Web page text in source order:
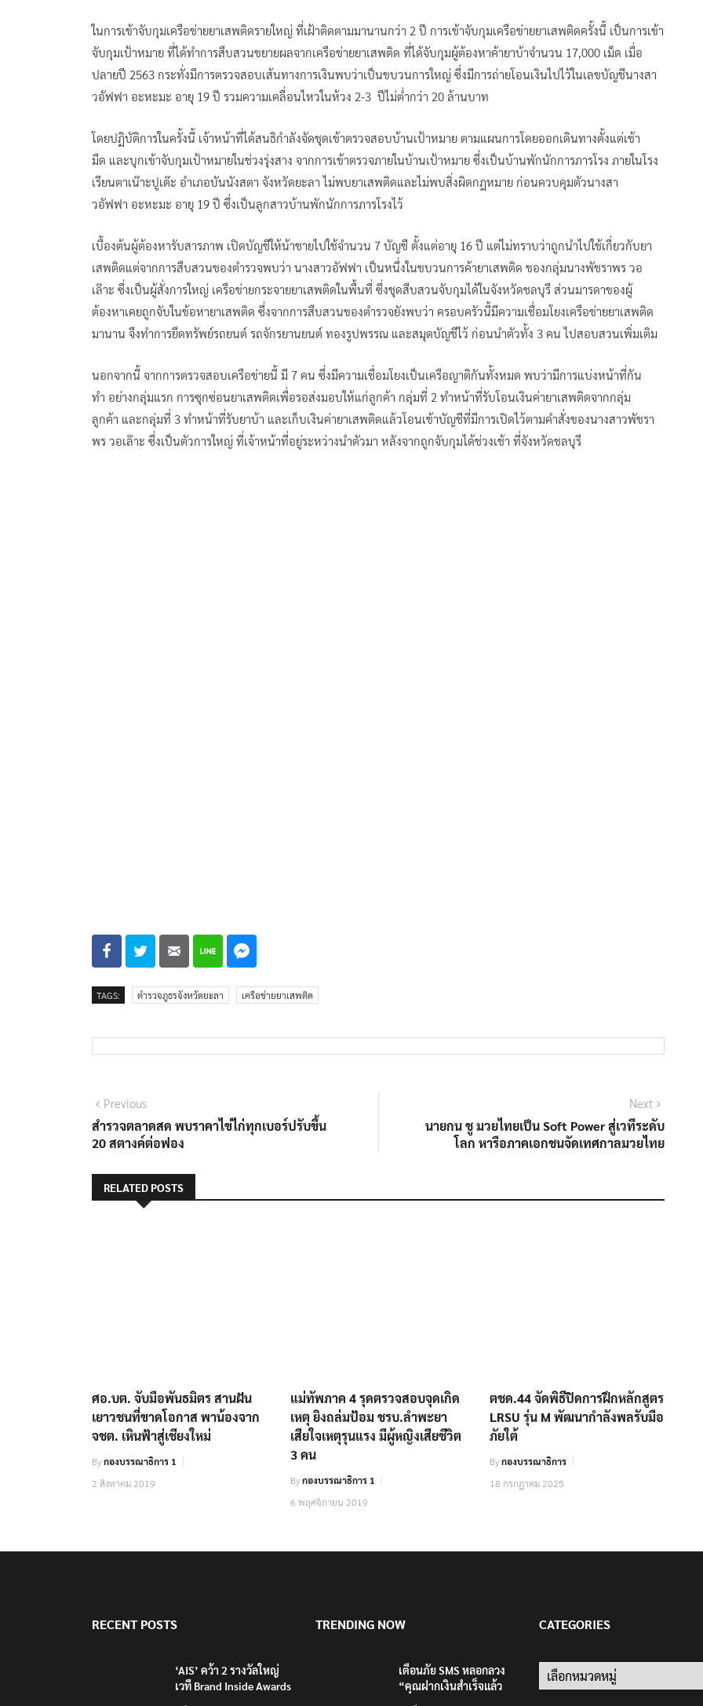
ในการเข้าจับกุมเครือข่ายยาเสพติดรายใหญ่ ที่เฝ้าติดตามมานานกว่า 2 ปี การเข้าจับกุมเครือข่ายยาเสพติดครั้งนี้ เป็นการเข้า
จับกุมเป้าหมาย ที่ได้ทำการสืบสวนขยายผลจากเครือข่ายยาเสพติด ที่ได้จับกุมผู้ต้องหาค้ายาบ้าจำนวน 17,000 เม็ด เมื่อ
ปลายปี 2563 กระทั่งมีการตรวจสอบเส้นทางการเงินพบว่าเป็นขบวนการใหญ่ ซึ่งมีการถ่ายโอนเงินไปไว้ในเลขบัญชีนางสา
วอัฟฟา อะหะมะ อายุ 19 ปี รวมความเคลื่อนไหวในห้วง 2-3 ปีไม่ต่ำกว่า 20 ล้านบาท
โดยปฏิบัติการในครั้งนี้ เจ้าหน้าที่ได้สนธิกำลังจัดชุดเข้าตรวจสอบบ้านเป้าหมาย ตามแผนการโดยออกเดินทางตั้งแต่เช้า
มืด และบุกเข้าจับกุมเป้าหมายในช่วงรุ่งสาง จากการเข้าตรวจภายในบ้านเป้าหมาย ซึ่งเป็นบ้านพักนักการภารโรง ภายในโรง
เรียนตาเน๊าะปูเต๊ะ อำเภอบันนังสตา จังหวัดยะลา ไม่พบยาเสพติดและไม่พบสิ่งผิดกฎหมาย ก่อนควบคุมตัวนางสา
วอัฟฟา อะหะมะ อายุ 19 ปี ซึ่งเป็นลูกสาวบ้านพักนักการภารโรงไว้
เบื้องต้นผู้ต้องหารับสารภาพ เปิดบัญชีให้น้าชายไปใช้จำนวน 7 บัญชี ตั้งแต่อายุ 16 ปี แต่ไม่ทราบว่าถูกนำไปใช้เกี่ยวกับยา
เสพติดแต่จากการสืบสวนของตำรวจพบว่า นางสาวอัฟฟา เป็นหนึ่งในขบวนการค้ายาเสพติด ของกลุ่มนางพัชราพร วอ
เล๊าะ ซึ่งเป็นผู้สั่งการใหญ่ เครือข่ายกระจายยาเสพติดในพื้นที่ ซึ่งชุดสืบสวนจับกุมได้ในจังหวัดชลบุรี ส่วนมารดาของผู้
ต้องหาเคยถูกจับในข้อหายาเสพติด ซึ่งจากการสืบสวนของตำรวจยังพบว่า ครอบครัวนี้มีความเชื่อมโยงเครือข่ายยาเสพติด
มานาน จึงทำการยึดทรัพย์รถยนต์ รถจักรยานยนต์ ทองรูปพรรณ และสมุดบัญชีไว้ ก่อนนำตัวทั้ง 3 คน ไปสอบสวนเพิ่มเติม
นอกจากนี้ จากการตรวจสอบเครือข่ายนี้ มี 7 คน ซึ่งมีความเชื่อมโยงเป็นเครือญาติกันทั้งหมด พบว่ามีการแบ่งหน้าที่กัน
ทำ อย่างกลุ่มแรก การซุกซ่อนยาเสพติดเพื่อรอส่งมอบให้แก่ลูกค้า กลุ่มที่ 2 ทำหน้าที่รับโอนเงินค่ายาเสพติดจากกลุ่ม
ลูกค้า และกลุ่มที่ 3 ทำหน้าที่รับยาบ้า และเก็บเงินค่ายาเสพติดแล้วโอนเข้าบัญชีที่มีการเปิดไว้ตามคำสั่งของนางสาวพัชรา
พร วอเล๊าะ ซึ่งเป็นตัวการใหญ่ ที่เจ้าหน้าที่อยู่ระหว่างนำตัวมา หลังจากถูกจับกุมได้ช่วงเช้า ที่จังหวัดชลบุรี
TAGS: ตำรวจภูธรจังหวัดยะลา เครือข่ายยาเสพติด
แนะแนว
เรื่อง
PreviousPrevious
post:
สำรวจตลาดสด พบราคาไข่ไก่ทุกเบอร์ปรับขึ้น
20 สตางค์ต่อฟอง
Next
post:
นายกน ชู มวยไทยเป็น Soft Power สู่เวทีระดับ
โลก หารือภาคเอกชนจัดเทศกาลมวยไทย
RELATED POSTS
ศอ.บต. จับมือพันธมิตร สานฝัน
เยาวชนที่ขาดโอกาส พาน้องจาก
จชต. เหินฟ้าสู่เชียงใหม่
Byกองบรรณาธิการ 1
2 สิงหาคม 2019
แม่ทัพภาค 4 รุดตรวจสอบจุดเกิด
เหตุ ยิงถล่มป้อม ชรบ.ลำพะยา
เสียใจเหตุรุนแรง มีผู้หญิงเสียชีวิต
3 คน
Byกองบรรณาธิการ 1
6 พฤศจิกายน 2019
ตชด.44 จัดพิธีปิดการฝึกหลักสูตร
LRSU รุ่น M พัฒนากำลังพลรับมือ
ภัยใต้
Byกองบรรณาธิการ
18 กรกฎาคม 2025
RECENT POSTS
‘AIS’ คว้า 2 รางวัลใหญ่
เวที Brand Inside Awards
TRENDING NOW
เตือนภัย SMS หลอกลวง
“คุณฝากเงินสำเร็จแล้ว
200,000 บาท”
CATEGORIES
Categories